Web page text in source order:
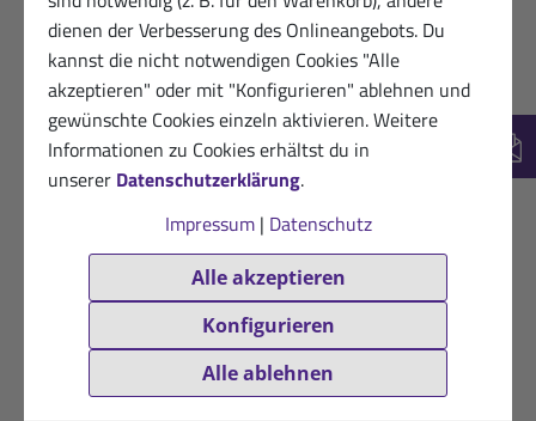
dienen der Verbesserung des Onlineangebots. Du
kannst die nicht notwendigen Cookies "Alle
akzeptieren" oder mit "Konfigurieren" ablehnen und
gewünschte Cookies einzeln aktivieren. Weitere
Informationen zu Cookies erhältst du in
unserer Datenschutzerklärung.
Impressum| Datenschutz
Alle akzeptieren
Konfigurieren
Alle ablehnen
Nach dem Wettkampf
und intensiven Training
○ Glutenfrei, vegetarisch
(750g / 1 kg = 20,00 €)
Nach moderater
Belastung.
○ Laktose- und